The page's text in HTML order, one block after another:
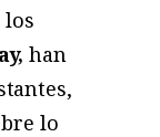
los
han
lo